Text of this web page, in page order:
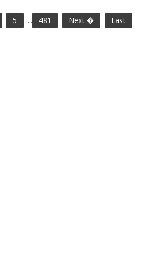
5 ... 481 Next � Last